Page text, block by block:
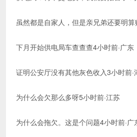
虽然都是自家人，但是亲兄弟还要明算
下月开始供电局车查查查4小时前·广东
证明公安厅没有其他灰色收入3小时前·
为什么会欠那么多呀5小时前·江苏
为什么会拖欠。这是个问题4小时前·广